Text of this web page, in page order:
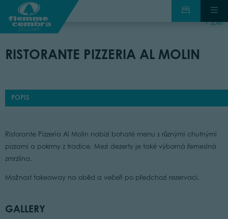
zpět
RISTORANTE PIZZERIA AL MOLIN
POPIS
Ristorante Pizzeria Al Molin nabízí bohaté menu s různými chutnými
pizzami a pokrmy z tradice. Mezi dezerty je také výborná řemeslná
zmrzlina.
Možnost takeaway na oběd a večeři po předchozí rezervaci.
GALLERY